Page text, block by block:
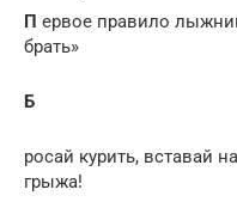
П ервое правило
брать»
Б
росай курить, вставай
грыжа!